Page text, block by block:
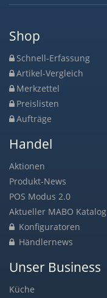
Shop
Schnell-Erfassung
Artikel-Vergleich
Merkzettel
Preislisten
Aufträge
Handel
Aktionen
Produkt-News
POS Modus 2.0
Aktueller MABO Katalog
Konfiguratoren
Händlernews
Unser Business
Küche